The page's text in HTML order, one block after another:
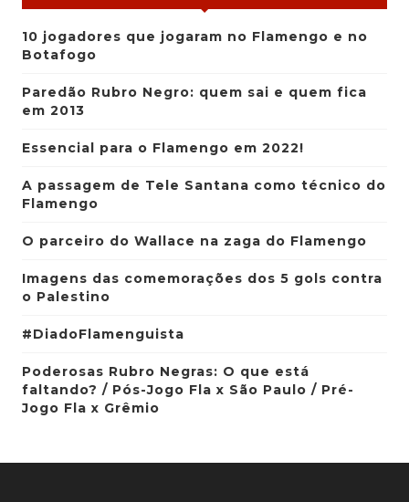
10 jogadores que jogaram no Flamengo e no
Botafogo
Paredão Rubro Negro: quem sai e quem fica
em 2013
Essencial para o Flamengo em 2022!
A passagem de Tele Santana como técnico do
Flamengo
O parceiro do Wallace na zaga do Flamengo
Imagens das comemorações dos 5 gols contra
o Palestino
#DiadoFlamenguista
Poderosas Rubro Negras: O que está
faltando? / Pós-Jogo Fla x São Paulo / Pré-
Jogo Fla x Grêmio